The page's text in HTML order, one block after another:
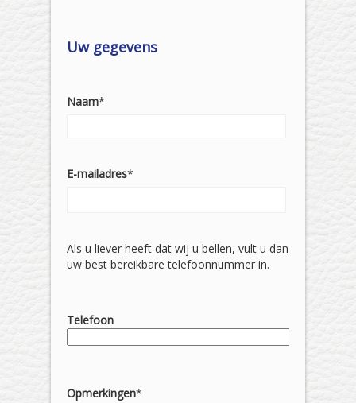
Uw gegevens
Naam*
E-mailadres*
Als u liever heeft dat wij u bellen, vult u dan
uw best bereikbare telefoonnummer in.
Telefoon
Opmerkingen*